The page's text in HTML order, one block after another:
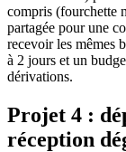
compris (fourchette
partagée pour une
recevoir les mêmes
à 2 jours et un
dérivations.
Projet 4 :
réception